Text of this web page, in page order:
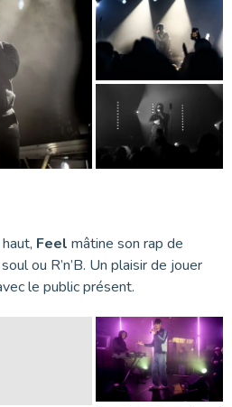
Feel mâtine son rap de
ou R’n’B. Un plaisir de jouer
le public présent.